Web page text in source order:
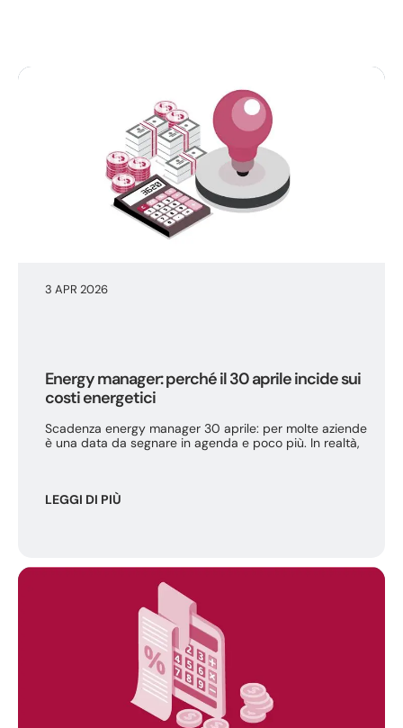
3 APR 2026
Energy manager: perché il 30 aprile incide sui
costi energetici
Scadenza energy manager 30 aprile: per molte aziende
è una data da segnare in agenda e poco più. In realtà,
LEGGI DI PIÙ